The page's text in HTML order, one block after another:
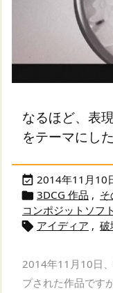
なるほど、表
をテーマにし
 2014年11月10
 3DCG 作品 , そ
コンポジットソフト
 アイディア , 破
2014年11月10日
プされた作品です